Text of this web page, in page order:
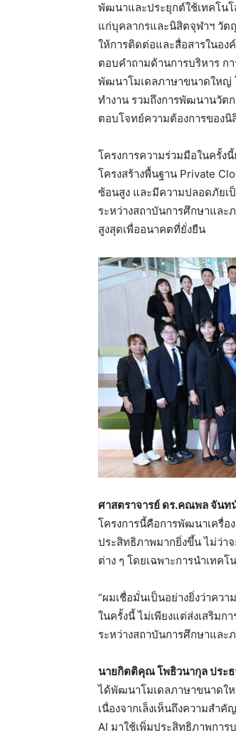
พัฒนาและประยุกต์ใช้เทคโน
แก่บุคลากรและนิสิตจุฬาฯ วัต
ให้การติดต่อและสื่อสารในอง
ตอบคำถามด้านการบริหาร ก
พัฒนาโมเดลภาษาขนาดใหญ่
ทำงาน รวมถึงการพัฒนานวัต
ตอบโจทย์ความต้องการของ
โครงการความร่วมมือในครั้ง
โครงสร้างพื้นฐาน Private
ซ้อนสูง และมีความปลอดภัยเ
ระหว่างสถาบันการศึกษาและ
สูงสุดเพื่ออนาคตที่ยั่งยืน
ศาสตราจารย์ ดร.คณพล จันท
โครงการนี้คือการพัฒนาเครื่อ
ประสิทธิภาพมากยิ่งขึ้น ไม่ว่า
ต่าง ๆ โดยเฉพาะการนำเทค
“ผมเชื่อมั่นเป็นอย่างยิ่งว่าค
ในครั้งนี้ ไม่เพียงแต่ส่งเสริม
ระหว่างสถาบันการศึกษาและ
นายกิตติคุณ โพธิวนากุล ประธ
ได้พัฒนาโมเดลภาษาขนาดใ
เนื่องจากเล็งเห็นถึงความสำ
AI มาใช้เพิ่มประสิทธิภาพการ